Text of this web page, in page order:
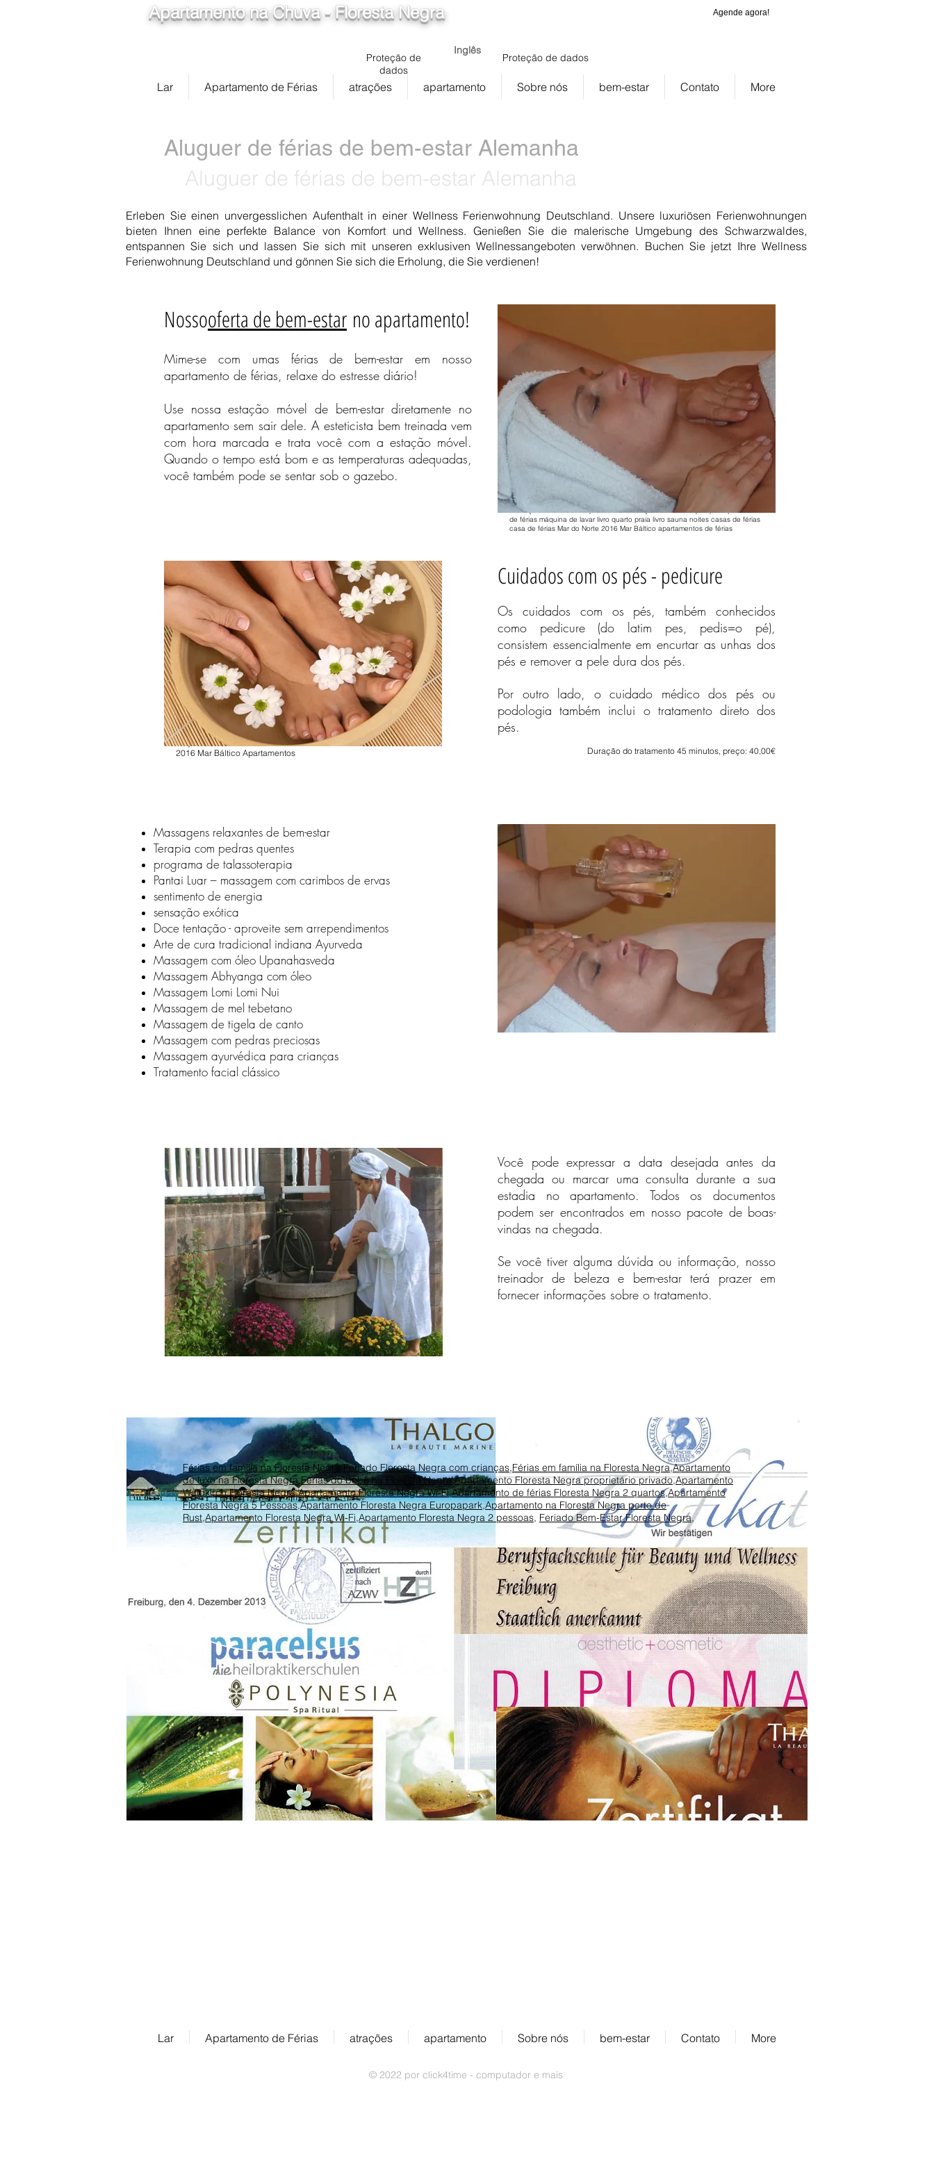
Agende agora!
Apartamento na Chuva - Floresta Negra
Proteção de
dados
Inglês
Proteção de dados
Lar Apartamento de Férias atrações apartamento Sobre nós bem-estar Contato More
Aluguer de férias de bem-estar Alemanha
Aluguer de férias de bem-estar Alemanha
Erleben Sie einen unvergesslichen Aufenthalt in einer Wellness Ferienwohnung Deutschland. Unsere luxuriösen Ferienwohnungen
bieten Ihnen eine perfekte Balance von Komfort und Wellness. Genießen Sie die malerische Umgebung des Schwarzwaldes,
entspannen Sie sich und lassen Sie sich mit unseren exklusiven Wellnessangeboten verwöhnen. Buchen Sie jetzt Ihre Wellness
Ferienwohnung Deutschland und gönnen Sie sich die Erholung, die Sie verdienen!
Se você tiver alguma dúvida ou informação, nosso treinador de beleza e bem-
estar terá prazer em fornecer informações sobre o tratamento. 4 pessoas 2
pessoas bem-estar casa de férias casas de bem-estar relaxar casa de campo
7 pessoas Schleswig Holstein pessoas 1 noite 6 pessoas qualquer 200 4
noites bem-estar Renânia Palatinado Floresta da Baviera. 4 pessoas 2
pessoas bem-estar casa de férias casas de bem-estar relaxar casa de campo
7 pessoas Schleswig Holstein pessoas 1 noite 6 pessoas qualquer 200 4
noites 5 pessoas Bavarian Forest 4 pessoas 2 pessoas casas de bem-estar
relaxar casa de campo noites áreas de esqui casas de férias casa de férias
Mar do Norte relaxar 2016 avaliação do cliente máquina de lavar louça Mar
Báltico qualquer apartamento máquina de lavar roupa Rügen reservar
hidromassagem praia reservar sauna alojamento noites casas de férias casa
de férias 2016 Mar Báltico apartamentos de férias noites áreas de esqui
Schönhagen casas de férias casa de férias Mar do Norte relaxar 2016
avaliação do cliente máquina de lavar louça Mar Báltico any Fewo
apartamentos de férias férias de bem-estar Ostfriesland não fumadores
aluguer para férias máquina de lavar roupa Rügen livro Moselle Mecklenburg
quarto distrito do lago praia piscina férias de luxo Baabe sentir-se bem
Usedom Poel Eifel churrasqueira pers animais de estimação sauna. noites
estâncias de esqui casas de férias casa de férias Mar do Norte relaxar 2016
avaliação do cliente máquina de lavar louça Mar Báltico qualquer apartamento
de férias máquina de lavar livro quarto praia livro sauna noites casas de férias
casa de férias Mar do Norte 2016 Mar Báltico apartamentos de férias
Nossooferta de bem-estar no apartamento!
Mime-se com umas férias de bem-estar em nosso
apartamento de férias, relaxe do estresse diário!
Use nossa estação móvel de bem-estar diretamente no
apartamento sem sair dele. A esteticista bem treinada vem
com hora marcada e trata você com a estação móvel.
Quando o tempo está bom e as temperaturas adequadas,
você também pode se sentar sob o gazebo.
noites áreas de esqui Schönhagen casas de férias casa de férias
Mar do Norte relaxar 2016 avaliação do cliente máquina de lavar
louça Mar Báltico any Fewo apartamentos de férias férias de bem-
estar Ostfriesland alojamento de férias para não fumadores
máquina de lavar roupa Rügen reservar banheira de
hidromassagem Moselle Mecklenburg quarto distrito do lago praia
piscina sentir-se bem Usedom Eifel grill pers pets sauna. noites
áreas de esqui casas de férias casa de férias Mar do Norte 2016
mar Báltico qualquer apartamento de férias livro quarto praia livro
sauna noites áreas de esqui Schönhagen casas de férias casa de
férias Mar do Norte relaxar 2016 avaliação do cliente lava-louças
Mar Báltico qualquer apartamento de férias férias de bem-estar
Ostfriesland máquina de lavar roupa não fumante Rügen livro
hidromassagem Mosela quarto praia noites estâncias de esqui
casa de férias casa de férias Mar do Norte 2016 Mar Báltico
qualquer apartamento de férias reservar praia reservar sauna
Alojamento Noites Casas de férias Casa de férias Mar do Norte
2016 Mar Báltico Apartamentos
Cuidados com os pés - pedicure
Os cuidados com os pés, também conhecidos
como pedicure (do latim pes, pedis=o pé),
consistem essencialmente em encurtar as unhas dos
pés e remover a pele dura dos pés.
Por outro lado, o cuidado médico dos pés ou
podologia também inclui o tratamento direto dos
pés.
Duração do tratamento 45 minutos, preço: 40,00€
noites estâncias de esqui casas de férias casa de férias
Mar do Norte relaxar 2016 avaliação do cliente máquina
de lavar louça Mar Báltico qualquer apartamento de
férias Ostfriesland máquina de lavar roupa para não
fumadores Rügen livro hidromassagem quarto praia
alojamento noites casas de férias casa de férias Mar do
Norte 2016 Mar Báltico apartamentos de férias
Massagens relaxantes de bem-estar
Terapia com pedras quentes
programa de talassoterapia
Pantai Luar – massagem com carimbos de ervas
sentimento de energia
sensação exótica
Doce tentação - aproveite sem arrependimentos
Arte de cura tradicional indiana Ayurveda
Massagem com óleo Upanahasveda
Massagem Abhyanga com óleo
Massagem Lomi Lomi Nui
Massagem de mel tebetano
Massagem de tigela de canto
Massagem com pedras preciosas
Massagem ayurvédica para crianças
Tratamento facial clássico
Você pode expressar a data desejada antes da
chegada ou marcar uma consulta durante a sua
estadia no apartamento. Todos os documentos
podem ser encontrados em nosso pacote de boas-
vindas na chegada.
Se você tiver alguma dúvida ou informação, nosso
treinador de beleza e bem-estar terá prazer em
fornecer informações sobre o tratamento.
Férias em família na Floresta Negra,Feriado Floresta Negra com crianças,Férias em família na Floresta Negra,Apartamento
de luxo na Floresta Negra,Férias do bebê na Floresta Negra,Apartamento Floresta Negra proprietário privado,Apartamento
Waldkirch Floresta Negra,Apartamento Floresta Negra Wi-Fi,Apartamento de férias Floresta Negra 2 quartos,Apartamento
Floresta Negra 5 Pessoas,Apartamento Floresta Negra Europapark,Apartamento na Floresta Negra perto de
Rust,Apartamento Floresta Negra Wi-Fi,Apartamento Floresta Negra 2 pessoas, Feriado Bem-Estar Floresta Negra,
Lar Apartamento de Férias atrações apartamento Sobre nós bem-estar Contato More
© 2022 por click4time - computador e mais